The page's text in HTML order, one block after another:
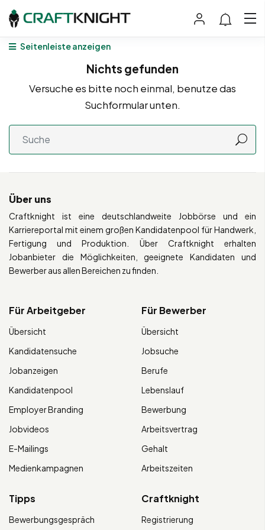
Seitenleiste anzeigen
Nichts gefunden
Versuche es bitte noch einmal, benutze das
Suchformular unten.
Über uns
Craftknight ist eine deutschlandweite Jobbörse und ein
Karriereportal mit einem großen Kandidatenpool für Handwerk,
Fertigung und Produktion. Über Craftknight erhalten
Jobanbieter die Möglichkeiten, geeignete Kandidaten und
Bewerber aus allen Bereichen zu finden.
Für Arbeitgeber
Übersicht
Kandidatensuche
Jobanzeigen
Kandidatenpool
Employer Branding
Jobvideos
E-Mailings
Medienkampagnen
Für Bewerber
Übersicht
Jobsuche
Berufe
Lebenslauf
Bewerbung
Arbeitsvertrag
Gehalt
Arbeitszeiten
Tipps
Bewerbungsgespräch
Craftknight
Registrierung